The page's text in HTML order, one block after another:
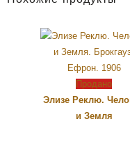
Продано
Элизе Реклю.
и Земля